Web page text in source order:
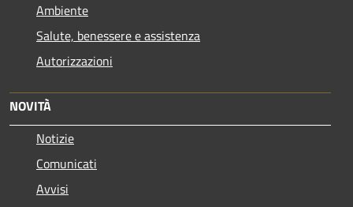
Ambiente
Salute, benessere e assistenza
Autorizzazioni
NOVITÀ
Notizie
Comunicati
Avvisi